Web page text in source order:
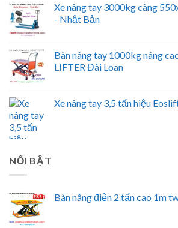
Xe nâng tay 3000kg càng
- Nhật Bản
Bàn nâng tay 1000kg nâng
LIFTER Đài Loan
Xe nâng tay 3,5 tấn hiệu
NỔI BẬT
Bàn nâng điện 2 tấn cao 1m